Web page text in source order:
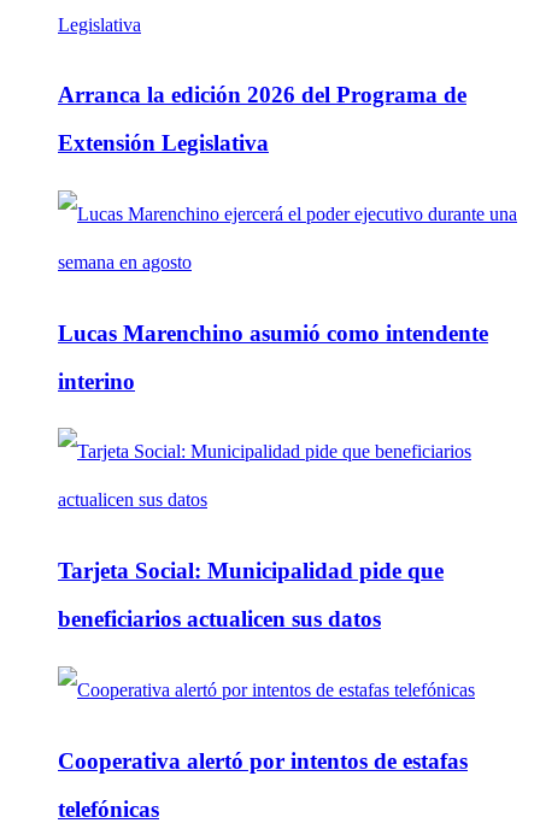
Arranca la edición 2026 del Programa de
Extensión Legislativa
Lucas Marenchino asumió como intendente
interino
Tarjeta Social: Municipalidad pide que
beneficiarios actualicen sus datos
Cooperativa alertó por intentos de estafas
telefónicas